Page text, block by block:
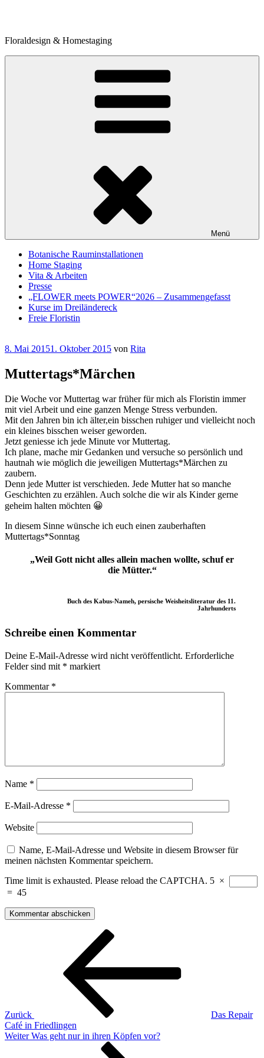
Floraldesign & Homestaging
Menü
Botanische Rauminstallationen
Home Staging
Vita & Arbeiten
Presse
„FLOWER meets POWER“2026 – Zusammengefasst
Kurse im Dreiländereck
Freie Floristin
Veröffentlicht
8. Mai 20151. Oktober 2015 von Rita
Muttertags*Märchen
Die Woche vor Muttertag war früher für mich als Floristin immer
mit viel Arbeit und eine ganzen Menge Stress verbunden.
Mit den Jahren bin ich älter,ein bisschen ruhiger und vielleicht noch
ein kleines bisschen weiser geworden.
Jetzt geniesse ich jede Minute vor Muttertag.
Ich plane, mache mir Gedanken und versuche so persönlich und
hautnah wie möglich die jeweiligen Muttertags*Märchen zu
zaubern.
Denn jede Mutter ist verschieden. Jede Mutter hat so manche
Geschichten zu erzählen. Auch solche die wir als Kinder gerne
geheim halten möchten 😀
In diesem Sinne wünsche ich euch einen zauberhaften
Muttertags*Sonntag
„Weil Gott nicht alles allein machen wollte, schuf er
die Mütter.“
Buch des Kabus-Nameh, persische Weisheitsliteratur des 11.
Jahrhunderts
Schreibe einen Kommentar
Deine E-Mail-Adresse wird nicht veröffentlicht. Erforderliche
Felder sind mit * markiert
Kommentar *
Name *
E-Mail-Adresse *
Website
Name, E-Mail-Adresse und Website in diesem Browser für
meinen nächsten Kommentar speichern.
Time limit is exhausted. Please reload the CAPTCHA. 5 ×
= 45
Beitragsnavigation
Zurück
Das Repair
Café in Friedlingen
Nächster
Weiter Was geht nur in ihren Köpfen vor?